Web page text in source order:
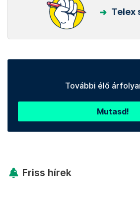
Telex
További élő
Mutasd!
Friss hírek